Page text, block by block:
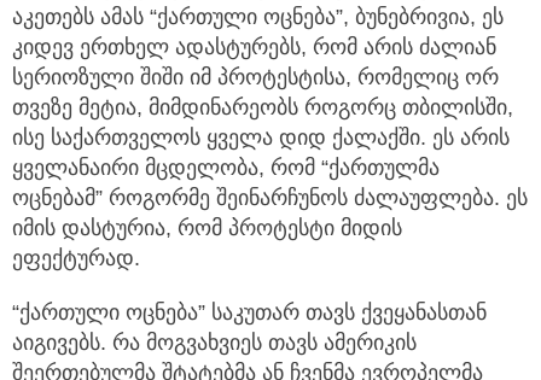
აკეთებს ამას “ქართული ოცნება”, ბუნებრივია, ეს
კიდევ ერთხელ ადასტურებს, რომ არის ძალიან
სერიოზული შიში იმ პროტესტისა, რომელიც ორ
თვეზე მეტია, მიმდინარეობს როგორც თბილისში,
ისე საქართველოს ყველა დიდ ქალაქში. ეს არის
ყველანაირი მცდელობა, რომ “ქართულმა
ოცნებამ” როგორმე შეინარჩუნოს ძალაუფლება. ეს
იმის დასტურია, რომ პროტესტი მიდის
ეფექტურად.
“ქართული ოცნება” საკუთარ თავს ქვეყანასთან
აიგივებს. რა მოგვახვიეს თავს ამერიკის
შეერთებულმა შტატებმა ან ჩვენმა ევროპელმა